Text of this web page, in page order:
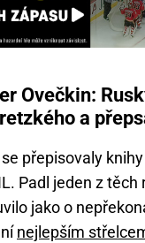
Ovečkin:
a
přepisovaly
Padl jeden z těch
jako o
nejlepším